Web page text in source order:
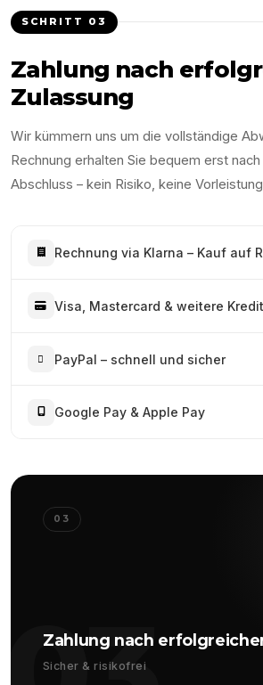
SCHRITT 03
Zahlung nach
Zulassung
Wir kümmern uns um die vollständige
Rechnung erhalten Sie bequem erst
Abschluss – kein Risiko, keine
Rechnung via Klarna – Kauf auf
Visa, Mastercard & weitere
PayPal – schnell und sicher
Google Pay & Apple Pay
03
Zahlung nach
Sicher & risikofrei